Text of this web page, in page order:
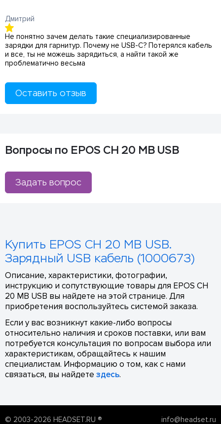
Дмитрий
Не понятно зачем делать такие специализированные
зарядки для гарнитур. Почему не USB-C? Потерялся кабель
и все, ты не можешь зарядиться, а найти такой же
проблематично весьма
Оставить отзыв
Вопросы по EPOS CH 20 MB USB
Задать вопрос
Купить EPOS CH 20 MB USB.
Зарядный USB кабель (1000673)
Описание, характеристики, фотографии,
инструкцию и сопутствующие товары для EPOS CH
20 MB USB вы найдете на этой странице. Для
приобретения воспользуйтесь системой заказа.
Если у вас возникнут какие-либо вопросы
относительно наличия и сроков поставки, или вам
потребуется консультация по вопросам выбора или
характеристикам, обращайтесь к нашим
специалистам. Информацию о том, как с нами
связаться, вы найдете здесь.
© 2003-2026 HEADSET.RU ® info@headset.ru